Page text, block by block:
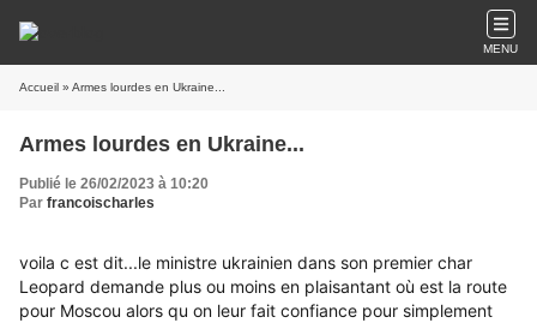
MENU
Accueil » Armes lourdes en Ukraine...
Armes lourdes en Ukraine...
Publié le 26/02/2023 à 10:20
Par francoischarles
voila c est dit...le ministre ukrainien dans son premier char
Leopard demande plus ou moins en plaisantant où est la route
pour Moscou alors qu on leur fait confiance pour simplement